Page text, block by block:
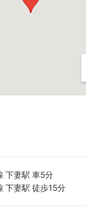
下妻駅 車5分
下妻駅 徒歩15分